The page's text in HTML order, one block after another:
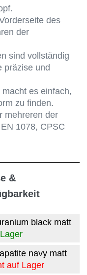
des
der
sind vollständig
präzise und
es einfach,
zu finden.
mehreren der
1078, CPSC
&
black matt
navy matt
auf Lager